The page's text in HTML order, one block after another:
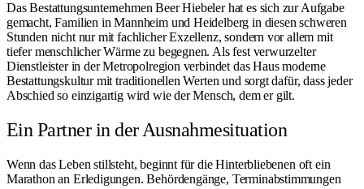
Das Bestattungsunternehmen Beer Hiebeler hat es sich zur Aufgabe
gemacht, Familien inMannheimund Heidelberg in diesen schweren
Stunden nicht nur mit fachlicher Exzellenz, sondern vor allem mit
tiefer menschlicher Wärme zu begegnen. Als fest verwurzelter
Dienstleister in der Metropolregion verbindet das Haus moderne
Bestattungskultur mit traditionellen Werten und sorgt dafür, dass jeder
Abschied so einzigartig wird wie der Mensch, dem er gilt.
Ein Partner in der Ausnahmesituation
Wenn das Leben stillsteht, beginnt für die Hinterbliebenen oft ein
Marathon an Erledigungen. Behördengänge, Terminabstimmungen